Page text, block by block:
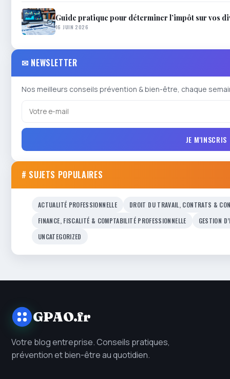
Guide pratique pour déterminer l’impôt sur vos
16 JUIN 2026
✉ NEWSLETTER
Nos meilleurs conseils prévention & bien-être, chaque
JE M'INSCRIS
# SUJETS POPULAIRES
ACTUALITÉ PROFESSIONNELLE
DROIT DU TRAVAIL, CONTRATS &
FINANCE, FISCALITÉ & COMPTABILITÉ PROFESSIONNELLE
GESTION
UNCATEGORIZED
GPAO.fr
Votre blog entreprise. Conseils pratiques,
prévention et bien-être au quotidien.